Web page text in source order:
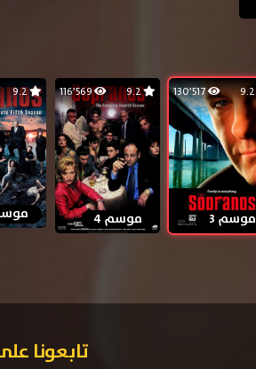
9.2 130٬517
موسم 3
9.2 116٬569
موسم 4
9.2
تابعونا